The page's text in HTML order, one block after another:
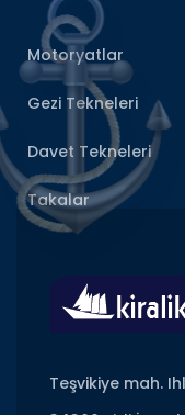
Motoryatlar
Gezi Tekneleri
Davet Tekneleri
Takalar
Teşvikiye mah.